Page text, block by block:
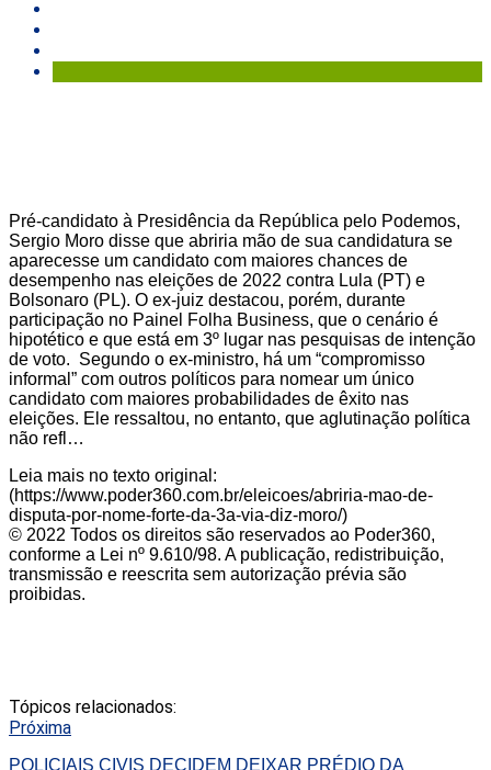
Pré-candidato à Presidência da República pelo Podemos,
Sergio Moro disse que abriria mão de sua candidatura se
aparecesse um candidato com maiores chances de
desempenho nas eleições de 2022 contra Lula (PT) e
Bolsonaro (PL). O ex-juiz destacou, porém, durante
participação no Painel Folha Business, que o cenário é
hipotético e que está em 3º lugar nas pesquisas de intenção
de voto. Segundo o ex-ministro, há um “compromisso
informal” com outros políticos para nomear um único
candidato com maiores probabilidades de êxito nas
eleições. Ele ressaltou, no entanto, que aglutinação política
não refl…
Leia mais no texto original:
(https://www.poder360.com.br/eleicoes/abriria-mao-de-
disputa-por-nome-forte-da-3a-via-diz-moro/)
© 2022 Todos os direitos são reservados ao Poder360,
conforme a Lei nº 9.610/98. A publicação, redistribuição,
transmissão e reescrita sem autorização prévia são
proibidas.
Tópicos relacionados:
Próxima
POLICIAIS CIVIS DECIDEM DEIXAR PRÉDIO DA